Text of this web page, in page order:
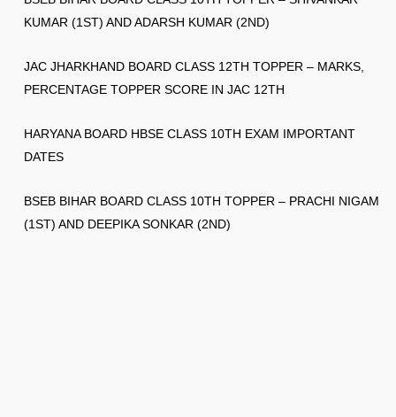
KUMAR (1ST) AND ADARSH KUMAR (2ND)
JAC JHARKHAND BOARD CLASS 12TH TOPPER – MARKS,
PERCENTAGE TOPPER SCORE IN JAC 12TH
HARYANA BOARD HBSE CLASS 10TH EXAM IMPORTANT
DATES
BSEB BIHAR BOARD CLASS 10TH TOPPER – PRACHI NIGAM
(1ST) AND DEEPIKA SONKAR (2ND)